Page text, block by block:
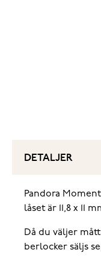
DETALJER
Pandora
låset är 11,8 x
Då du väljer
berlocker säljs